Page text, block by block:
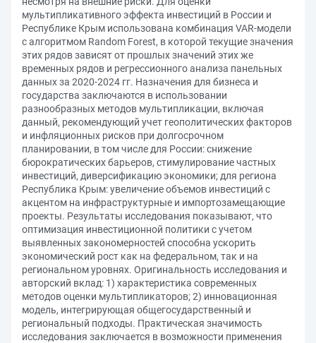
мультипликативного эффекта инвестиций в России и
Республике Крым использована комбинация VAR-модели
с алгоритмом Random Forest, в которой текущие значения
этих рядов зависят от прошлых значений этих же
временных рядов и регрессионного анализа панельных
данных за 2020-2024 гг. Назначения для бизнеса и
государства заключаются в использовании
разнообразных методов мультипликации, включая
данный, рекомендующий учет геополитических факторов
и инфляционных рисков при долгосрочном
планировании, в том числе для России: снижение
бюрократических барьеров, стимулирование частных
инвестиций, диверсификацию экономики; для региона
Республика Крым: увеличение объемов инвестиций с
акцентом на инфраструктурные и импортозамещающие
проекты. Результаты исследования показывают, что
оптимизация инвестиционной политики с учетом
выявленных закономерностей способна ускорить
экономический рост как на федеральном, так и на
региональном уровнях. Оригинальность исследования и
авторский вклад: 1) характеристика современных
методов оценки мультипликаторов; 2) инновационная
модель, интегрирующая общегосударственный и
региональный подходы. Практическая значимость
исследования заключается в возможности применения